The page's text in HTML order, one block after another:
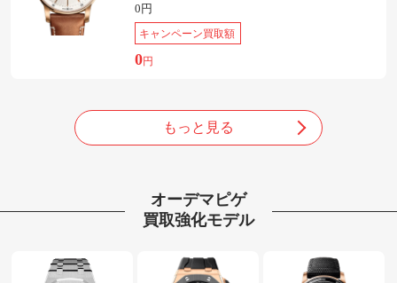
0円
キャンペーン買取額
0円
もっと見る
オーデマピゲ
買取強化モデル